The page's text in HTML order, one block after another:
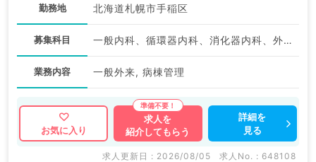
勤務地 北海道札幌市手稲区
募集科目 一般内科、循環器内科、消化器内科、外科系全般、一般外科、消化器外科、科目不問
業務内容 一般外来, 病棟管理
お気に入り
求人を
紹介してもらう
詳細を
見る
求人更新日 : 2026/08/05 求人No. : 648108